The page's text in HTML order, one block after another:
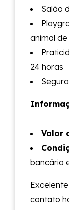
Salão
animal
24 horas
Valor
bancário
contato